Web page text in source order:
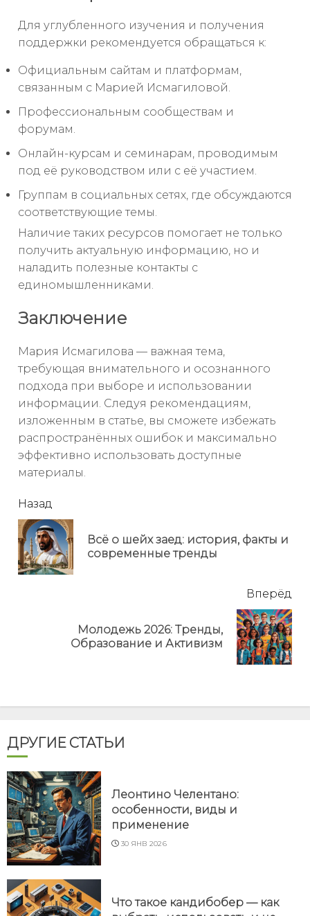
Для углубленного изучения и получения
поддержки рекомендуется обращаться к:
Официальным сайтам и платформам,
связанным с Марией Исмагиловой.
Профессиональным сообществам и
форумам.
Онлайн-курсам и семинарам, проводимым
под её руководством или с её участием.
Группам в социальных сетях, где обсуждаются
соответствующие темы.
Наличие таких ресурсов помогает не только
получить актуальную информацию, но и
наладить полезные контакты с
единомышленниками.
Заключение
Мария Исмагилова — важная тема,
требующая внимательного и осознанного
подхода при выборе и использовании
информации. Следуя рекомендациям,
изложенным в статье, вы сможете избежать
распространённых ошибок и максимально
эффективно использовать доступные
материалы.
читать
еще
Назад
Всё о шейх заед: история, факты и
современные тренды
Вперёд
Молодежь 2026: Тренды,
Образование и Активизм
ДРУГИЕ СТАТЬИ
Леонтино Челентано:
особенности, виды и
применение
30 ЯНВ 2026
Что такое кандибобер — как